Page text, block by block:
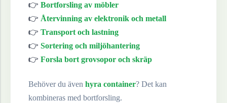
👉 Bortforsling av möbler
👉 Återvinning av elektronik och metall
👉 Transport och lastning
👉 Sortering och miljöhantering
👉 Forsla bort grovsopor och skräp
Behöver du även hyra container? Det kan
kombineras med bortforsling.